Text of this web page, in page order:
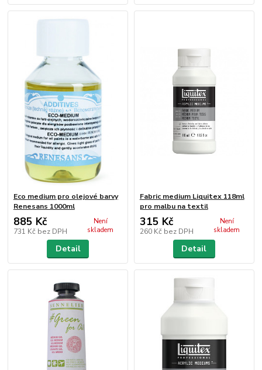
Eco medium pro olejové barvy
Renesans 1000ml
885 Kč
731 Kč bez DPH
Není
skladem
Detail
Fabric medium Liquitex 118ml
pro malbu na textil
315 Kč
260 Kč bez DPH
Není
skladem
Detail